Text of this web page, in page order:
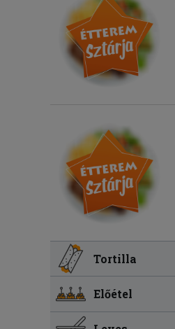
Tortilla
Előétel